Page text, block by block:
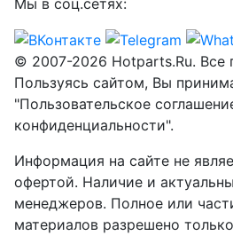
© 2007-2026 Hotparts.Ru. Все
Пользуясь сайтом, Вы
"Пользовательское
конфиденциальности".
Информация на сайте не
офертой. Наличие и
менеджеров. Полное или
материалов разрешено